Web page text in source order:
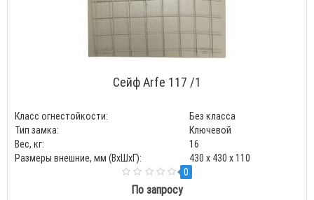
Сейф Arfe 117 /1
Класс огнестойкости:
Без класса
Тип замка:
Ключевой
Вес, кг:
16
Размеры внешние, мм (ВхШхГ):
430 x 430 x 110
0
По запросу